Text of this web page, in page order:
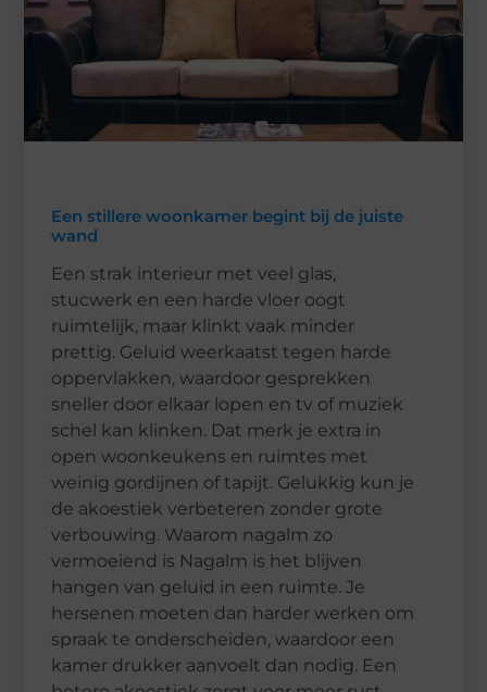
Een stillere woonkamer begint bij de juiste
wand
Een strak interieur met veel glas,
stucwerk en een harde vloer oogt
ruimtelijk, maar klinkt vaak minder
prettig. Geluid weerkaatst tegen harde
oppervlakken, waardoor gesprekken
sneller door elkaar lopen en tv of muziek
schel kan klinken. Dat merk je extra in
open woonkeukens en ruimtes met
weinig gordijnen of tapijt. Gelukkig kun je
de akoestiek verbeteren zonder grote
verbouwing. Waarom nagalm zo
vermoeiend is Nagalm is het blijven
hangen van geluid in een ruimte. Je
hersenen moeten dan harder werken om
spraak te onderscheiden, waardoor een
kamer drukker aanvoelt dan nodig. Een